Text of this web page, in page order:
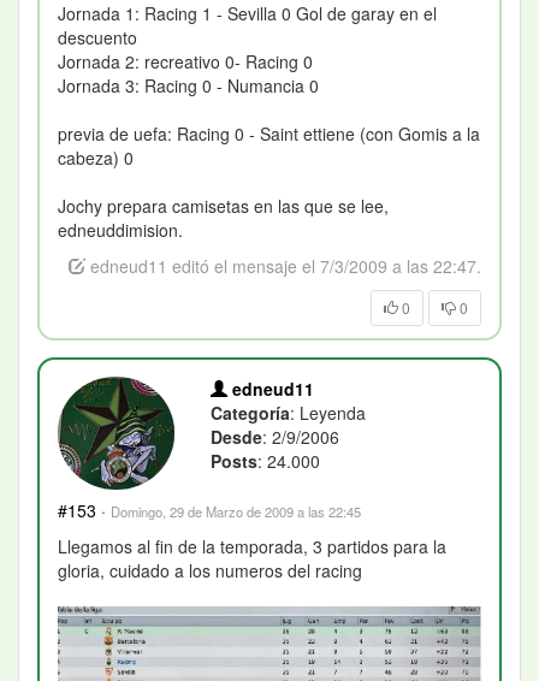
Jornada 1: Racing 1 - Sevilla 0 Gol de garay en el
descuento
Jornada 2: recreativo 0- Racing 0
Jornada 3: Racing 0 - Numancia 0
previa de uefa: Racing 0 - Saint ettiene (con Gomis a la
cabeza) 0
Jochy prepara camisetas en las que se lee,
edneuddimision.
edneud11 editó el mensaje el 7/3/2009 a las 22:47.
0 0
edneud11
Categoría: Leyenda
Desde: 2/9/2006
Posts: 24.000
#153 · Domingo, 29 de Marzo de 2009 a las 22:45
Llegamos al fin de la temporada, 3 partidos para la
gloria, cuidado a los numeros del racing